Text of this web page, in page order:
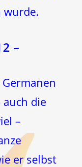
wurde.
–
auch die
–
er selbst